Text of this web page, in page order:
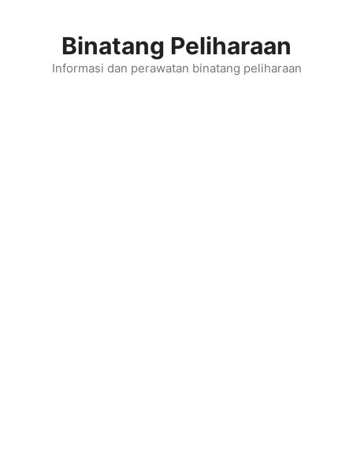
Binatang Peliharaan
Informasi dan perawatan binatang peliharaan